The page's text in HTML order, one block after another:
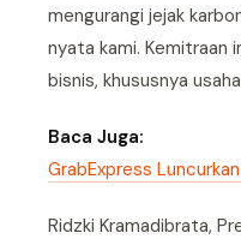
mengurangi jejak
nyata kami. Kemitraan
bisnis, khususnya
Baca Juga:
GrabExpress
Ridzki Kramadibrata,